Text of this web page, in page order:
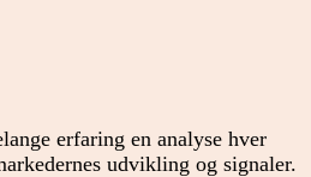
erfaring en analyse hver
udvikling og signaler.